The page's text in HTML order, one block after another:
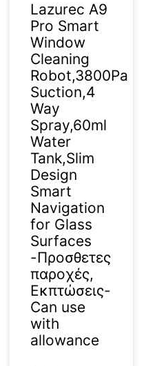
Lazurec A9
Pro Smart
Window
Cleaning
Robot,3800Pa
Suction,4
Way
Spray,60ml
Water
Tank,Slim
Design
Smart
Navigation
for Glass
Surfaces
-Προσθετες
παροχές,
Εκπτώσεις-
Can use
with
allowance